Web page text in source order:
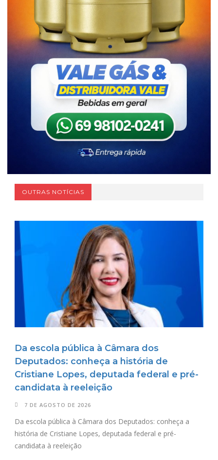
OUTRAS NOTÍCIAS
Da escola pública à Câmara dos
Deputados: conheça a história de
Cristiane Lopes, deputada federal e pré-
candidata à reeleição
7 DE AGOSTO DE 2026
Da escola pública à Câmara dos Deputados: conheça a
história de Cristiane Lopes, deputada federal e pré-
candidata à reeleição